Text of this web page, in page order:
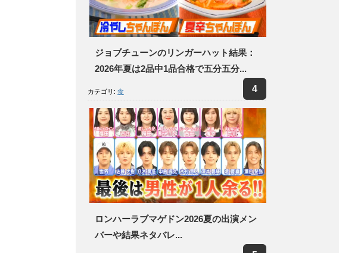
ジョブチューンのリンガーハット結果：
2026年夏は2品中1品合格で五分五分...
カテゴリ: 食
ロンハーラブマゲドン2026夏の出演メン
バーや結果ネタバレ...